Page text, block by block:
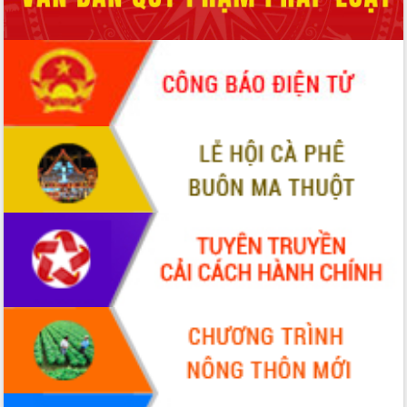
Đắk Lắk: Tôn vinh 46 giải pháp tại Hội
thi Sáng tạo Kỹ thuật 2024 - 2025
Đắk Lắk rà soát, điều chỉnh Đề án 190
về phát triển nuôi trồng thủy sản
Phó Chủ tịch UBND tỉnh Đắk Lắk
Trương Công Thái kiểm tra thực địa
Dự án cao tốc Khánh Hòa - Buôn Ma
Định vị cà phê Việt Nam như một “di
sản sống” trong dòng chảy toàn cầu
Xây dựng nông thôn mới: Nâng cao đời
sống người dân từ những mô hình thiết
thực
Quyết liệt tháo gỡ vướng mắc, đẩy
nhanh tiến độ các dự án trọng điểm
trong Khu kinh tế Nam Phú Yên
Hòn Yến phát triển du lịch gắn với bảo
tồn biển
Lấy ý kiến điều chỉnh Quy hoạch tỉnh
Đắk Lắk thời kỳ 2021-2030, tầm nhìn